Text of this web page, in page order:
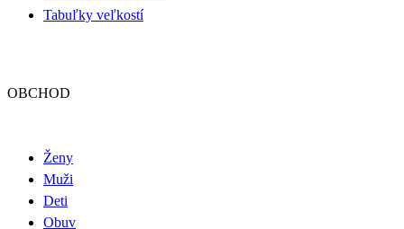
Tabuľky veľkostí
OBCHOD
Ženy
Muži
Deti
Obuv